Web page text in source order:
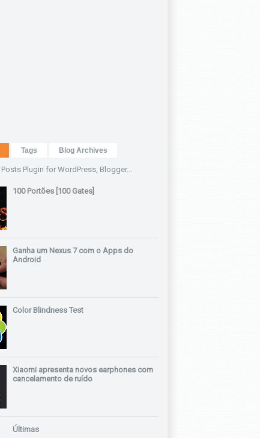
Tags Blog Archives
100 Portões [100 Gates]
Ganha um Nexus 7 com o Apps do
Android
Color Blindness Test
Xiaomi apresenta novos earphones com
cancelamento de ruído
Últimas